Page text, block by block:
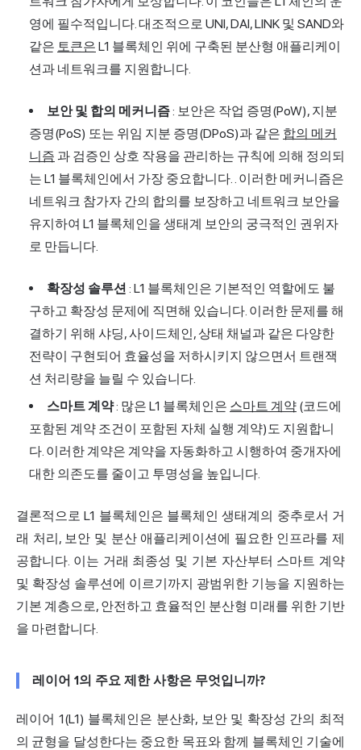
영에 필수적입니다. 대조적으로 UNI, DAI, LINK 및 SAND와
같은 토큰은 L1 블록체인 위에 구축된 분산형 애플리케이
션과 네트워크를 지원합니다.
보안 및 합의 메커니즘: 보안은 작업 증명(PoW), 지분
증명(PoS) 또는 위임 지분 증명(DPoS)과 같은 합의 메커
니즘 과 검증인 상호 작용을 관리하는 규칙에 의해 정의되
는 L1 블록체인에서 가장 중요합니다. . 이러한 메커니즘은
네트워크 참가자 간의 합의를 보장하고 네트워크 보안을
유지하여 L1 블록체인을 생태계 보안의 궁극적인 권위자
로 만듭니다.
확장성 솔루션 : L1 블록체인은 기본적인 역할에도 불
구하고 확장성 문제에 직면해 있습니다. 이러한 문제를 해
결하기 위해 샤딩, 사이드체인, 상태 채널과 같은 다양한
전략이 구현되어 효율성을 저하시키지 않으면서 트랜잭
션 처리량을 늘릴 수 있습니다.
스마트 계약: 많은 L1 블록체인은 스마트 계약 (코드에
포함된 계약 조건이 포함된 자체 실행 계약)도 지원합니
다. 이러한 계약은 계약을 자동화하고 시행하여 중개자에
대한 의존도를 줄이고 투명성을 높입니다.
결론적으로 L1 블록체인은 블록체인 생태계의 중추로서 거
래 처리, 보안 및 분산 애플리케이션에 필요한 인프라를 제
공합니다. 이는 거래 최종성 및 기본 자산부터 스마트 계약
및 확장성 솔루션에 이르기까지 광범위한 기능을 지원하는
기본 계층으로, 안전하고 효율적인 분산형 미래를 위한 기반
을 마련합니다.
레이어 1의 주요 제한 사항은 무엇입니까?
레이어 1(L1) 블록체인은 분산화, 보안 및 확장성 간의 최적
의 균형을 달성한다는 중요한 목표와 함께 블록체인 기술에